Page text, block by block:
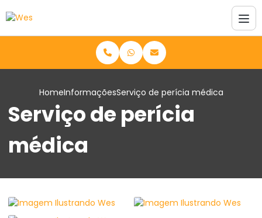
HomeInformaçõesServiço de perícia médica
Serviço de perícia
médica